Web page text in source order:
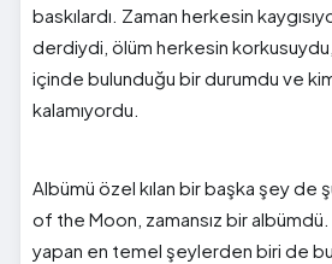
baskılardı. Zaman herkesin
derdiydi, ölüm herkesin
içinde bulunduğu bir durumdu ve
kalamıyordu.
Albümü özel kılan bir başka şey de
of the Moon, zamansız bir albümdü.
yapan en temel şeylerden biri de